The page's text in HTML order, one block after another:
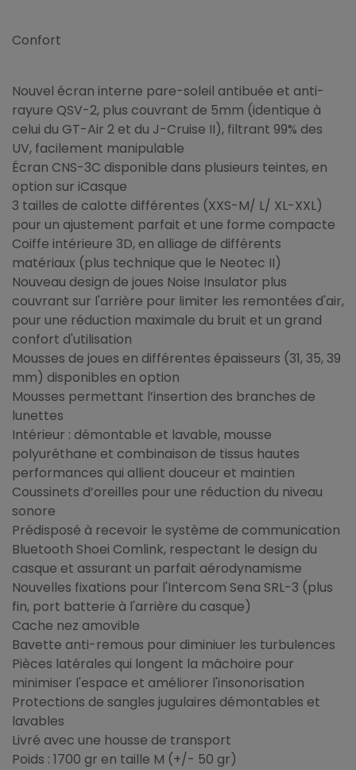
Confort
Nouvel écran interne pare-soleil antibuée et anti-
rayure QSV-2, plus couvrant de 5mm (identique à
celui du GT-Air 2 et du J-Cruise II), filtrant 99% des
UV, facilement manipulable
Écran CNS-3C disponible dans plusieurs teintes, en
option sur iCasque
3 tailles de calotte différentes (XXS-M/ L/ XL-XXL)
pour un ajustement parfait et une forme compacte
Coiffe intérieure 3D, en alliage de différents
matériaux (plus technique que le Neotec II)
Nouveau design de joues Noise Insulator plus
couvrant sur l'arrière pour limiter les remontées d'air,
pour une réduction maximale du bruit et un grand
confort d'utilisation
Mousses de joues en différentes épaisseurs (31, 35, 39
mm) disponibles en option
Mousses permettant l’insertion des branches de
lunettes
Intérieur : démontable et lavable, mousse
polyuréthane et combinaison de tissus hautes
performances qui allient douceur et maintien
Coussinets d’oreilles pour une réduction du niveau
sonore
Prédisposé à recevoir le système de communication
Bluetooth Shoei Comlink, respectant le design du
casque et assurant un parfait aérodynamisme
Nouvelles fixations pour l'Intercom Sena SRL-3 (plus
fin, port batterie à l'arrière du casque)
Cache nez amovible
Bavette anti-remous pour diminiuer les turbulences
Pièces latérales qui longent la mâchoire pour
minimiser l'espace et améliorer l'insonorisation
Protections de sangles jugulaires démontables et
lavables
Livré avec une housse de transport
Poids : 1700 gr en taille M (+/- 50 gr)